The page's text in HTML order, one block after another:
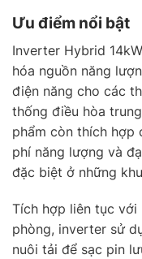
Ưu điểm nổi bật
Inverter Hybrid
hóa nguồn năng
điện năng cho các
thống điều hòa
phẩm còn thích hợp
phí năng lượng và
đặc biệt ở những
Tích hợp liên tục
phòng, inverter sử
nuôi tải để sạc pin